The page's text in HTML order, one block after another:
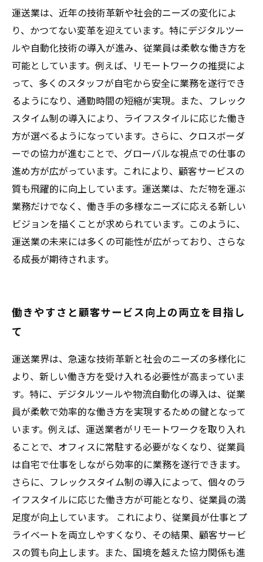
運送業は、近年の技術革新や社会的ニーズの変化によ
り、かつてない変革を迎えています。特にデジタルツー
ルや自動化技術の導入が進み、従業員は柔軟な働き方を
可能としています。例えば、リモートワークの推奨によ
って、多くのスタッフが自宅から安全に業務を遂行でき
るようになり、通勤時間の短縮が実現。また、フレック
スタイム制の導入により、ライフスタイルに応じた働き
方が選べるようになっています。さらに、クロスボーダ
ーでの協力が進むことで、グローバルな視点での仕事の
進め方が広がっています。これにより、顧客サービスの
質も飛躍的に向上しています。運送業は、ただ物を運ぶ
業務だけでなく、働き手の多様なニーズに応える新しい
ビジョンを描くことが求められています。このように、
運送業の未来には多くの可能性が広がっており、さらな
る成長が期待されます。
働きやすさと顧客サービス向上の両立を目指し
て
運送業界は、急速な技術革新と社会のニーズの多様化に
より、新しい働き方を受け入れる必要性が高まっていま
す。特に、デジタルツールや物流自動化の導入は、従業
員が柔軟で効率的な働き方を実現するための鍵となって
います。例えば、運送業者がリモートワークを取り入れ
ることで、オフィスに常駐する必要がなくなり、従業員
は自宅で仕事をしながら効率的に業務を遂行できます。
さらに、フレックスタイム制の導入によって、個々のラ
イフスタイルに応じた働き方が可能となり、従業員の満
足度が向上しています。 これにより、従業員が仕事とプ
ライベートを両立しやすくなり、その結果、顧客サービ
スの質も向上します。また、国境を越えた協力関係も進